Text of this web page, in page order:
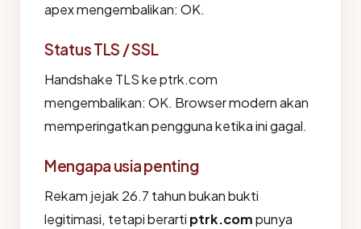
apex mengembalikan: OK.
Status TLS / SSL
Handshake TLS ke ptrk.com
mengembalikan: OK. Browser modern akan
memperingatkan pengguna ketika ini gagal.
Mengapa usia penting
Rekam jejak 26.7 tahun bukan bukti
legitimasi, tetapi berarti ptrk.compunya